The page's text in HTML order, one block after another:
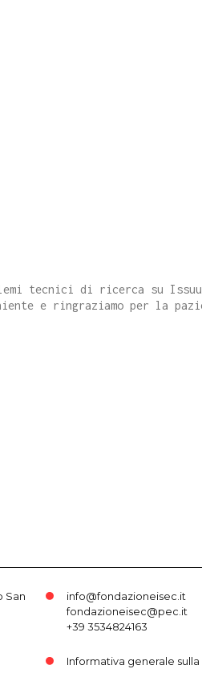
tecnici di ricerca su
e ringraziamo per la
San
info@fondazioneisec.it
fondazioneisec@pec.it
+39 3534824163
Informativa generale